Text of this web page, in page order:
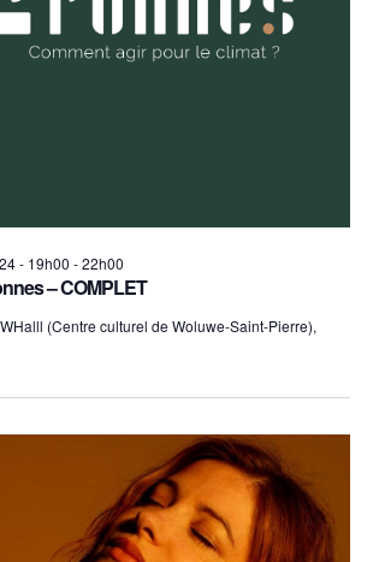
– COMPLET
- 19h00 -22h00
WHalll (Centre culturel de Woluwe-Saint-Pierre),